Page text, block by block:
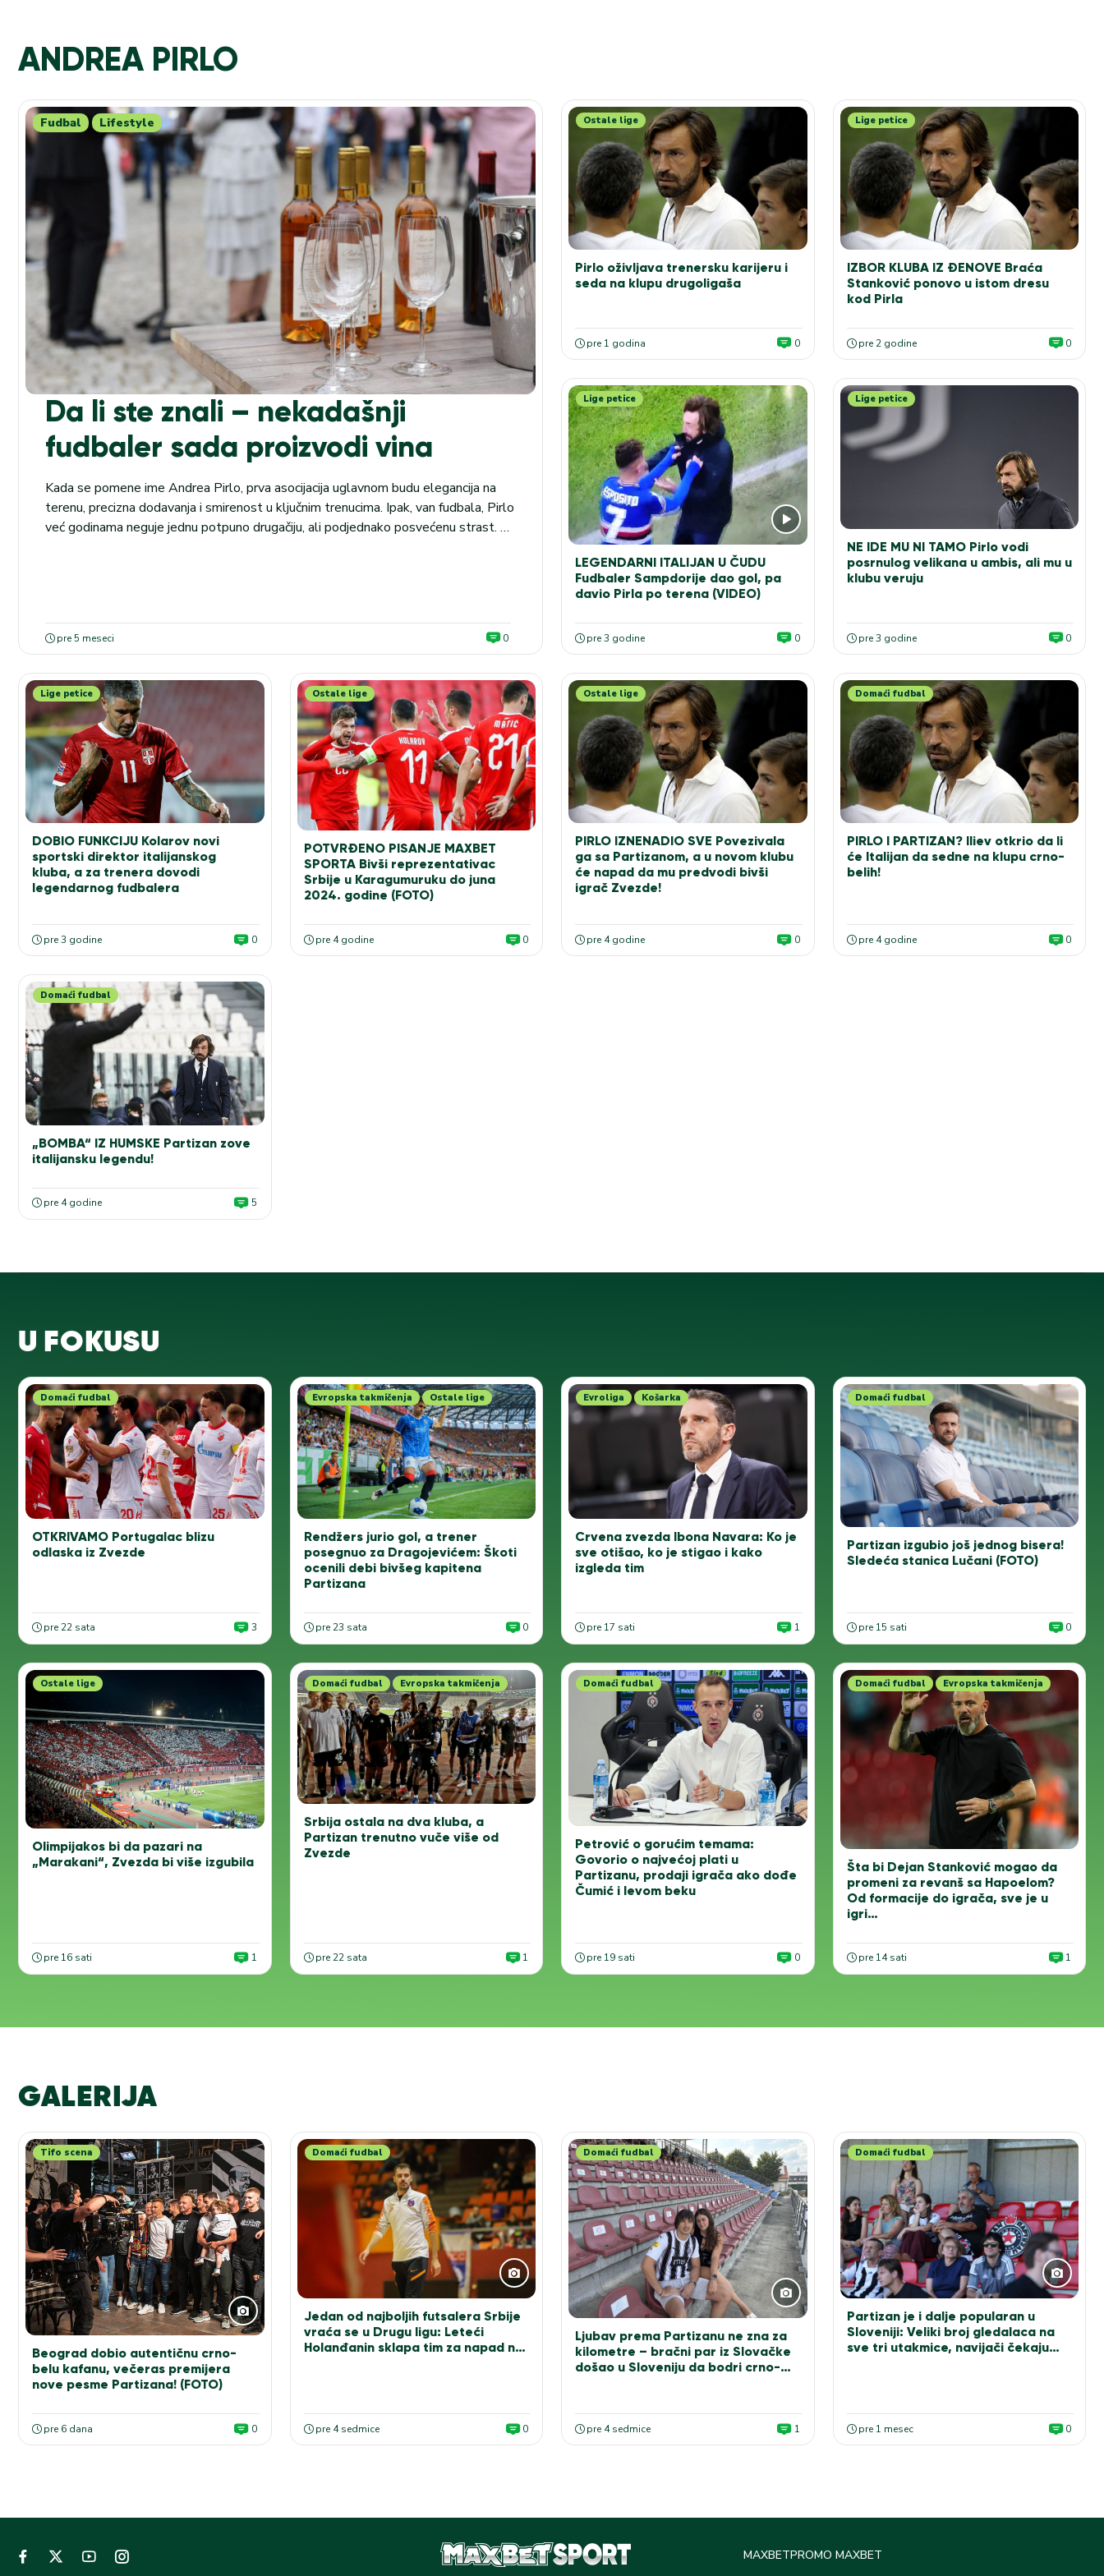
ANDREA PIRLO
Fudbal Lifestyle
Da li ste znali – nekadašnji
fudbaler sada proizvodi vina
Kada se pomene ime Andrea Pirlo, prva asocijacija uglavnom budu elegancija na
terenu, precizna dodavanja i smirenost u ključnim trenucima. Ipak, van fudbala, Pirlo
već godinama neguje jednu potpuno drugačiju, ali podjednako posvećenu strast. U
pre 5 meseci 0
Ostale lige
Pirlo oživljava trenersku karijeru i
seda na klupu drugoligaša
pre 1 godina 0
Lige petice
IZBOR KLUBA IZ ĐENOVE Braća
Stanković ponovo u istom dresu
kod Pirla
pre 2 godine 0
Lige petice
LEGENDARNI ITALIJAN U ČUDU
Fudbaler Sampdorije dao gol, pa
davio Pirla po terena (VIDEO)
pre 3 godine 0
Lige petice
NE IDE MU NI TAMO Pirlo vodi
posrnulog velikana u ambis, ali mu u
klubu veruju
pre 3 godine 0
Lige petice
DOBIO FUNKCIJU Kolarov novi
sportski direktor italijanskog
kluba, a za trenera dovodi
legendarnog fudbalera
pre 3 godine 0
Ostale lige
POTVRĐENO PISANJE MAXBET
SPORTA Bivši reprezentativac
Srbije u Karagumuruku do juna
2024. godine (FOTO)
pre 4 godine 0
Ostale lige
PIRLO IZNENADIO SVE Povezivala
ga sa Partizanom, a u novom klubu
će napad da mu predvodi bivši
igrač Zvezde!
pre 4 godine 0
Domaći fudbal
PIRLO I PARTIZAN? Iliev otkrio da li
će Italijan da sedne na klupu crno-
belih!
pre 4 godine 0
Domaći fudbal
„BOMBA“ IZ HUMSKE Partizan zove
italijansku legendu!
pre 4 godine 5
U FOKUSU
Domaći fudbal
OTKRIVAMO Portugalac blizu
odlaska iz Zvezde
pre 22 sata 3
Evropska takmičenja Ostale lige
Rendžers jurio gol, a trener
posegnuo za Dragojevićem: Škoti
ocenili debi bivšeg kapitena
Partizana
pre 23 sata 0
Evroliga Košarka
Crvena zvezda Ibona Navara: Ko je
sve otišao, ko je stigao i kako
izgleda tim
pre 17 sati 1
Domaći fudbal
Partizan izgubio još jednog bisera!
Sledeća stanica Lučani (FOTO)
pre 15 sati 0
Ostale lige
Olimpijakos bi da pazari na
„Marakani“, Zvezda bi više izgubila
pre 16 sati 1
Domaći fudbal Evropska takmičenja
Srbija ostala na dva kluba, a
Partizan trenutno vuče više od
Zvezde
pre 22 sata 1
Domaći fudbal
Petrović o gorućim temama:
Govorio o najvećoj plati u
Partizanu, prodaji igrača ako dođe
Čumić i levom beku
pre 19 sati 0
Domaći fudbal Evropska takmičenja
Šta bi Dejan Stanković mogao da
promeni za revanš sa Hapoelom?
Od formacije do igrača, sve je u
igri…
pre 14 sati 1
GALERIJA
Tifo scena
Beograd dobio autentičnu crno-
belu kafanu, večeras premijera
nove pesme Partizana! (FOTO)
pre 6 dana 0
Domaći fudbal
Jedan od najboljih futsalera Srbije
vraća se u Drugu ligu: Leteći
Holanđanin sklapa tim za napad na
pre 4 sedmice 0
Domaći fudbal
Ljubav prema Partizanu ne zna za
kilometre – bračni par iz Slovačke
došao u Sloveniju da bodri crno-
pre 4 sedmice 1
Domaći fudbal
Partizan je i dalje popularan u
Sloveniji: Veliki broj gledalaca na
sve tri utakmice, navijači čekaju
pre 1 mesec 0
MAXBETPROMO MAXBET